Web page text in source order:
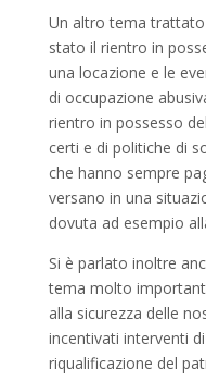
Un altro tema
stato il rientro in
una locazione e le
di occupazione
rientro in possesso
certi e di politiche di
che hanno sempre
versano in una
dovuta ad esempio
Si è parlato inoltre
tema molto
alla sicurezza delle
incentivati interventi
riqualificazione del